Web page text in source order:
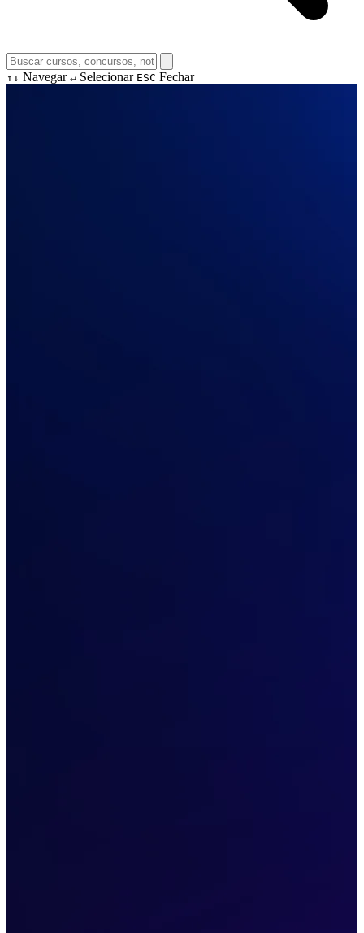
↑↓ Navegar ↵ Selecionar ESC Fechar